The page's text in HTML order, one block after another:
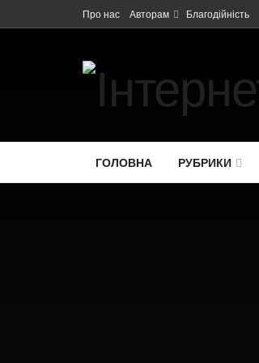
Про нас Авторам Благодійність
ГОЛОВНА РУБРИКИ